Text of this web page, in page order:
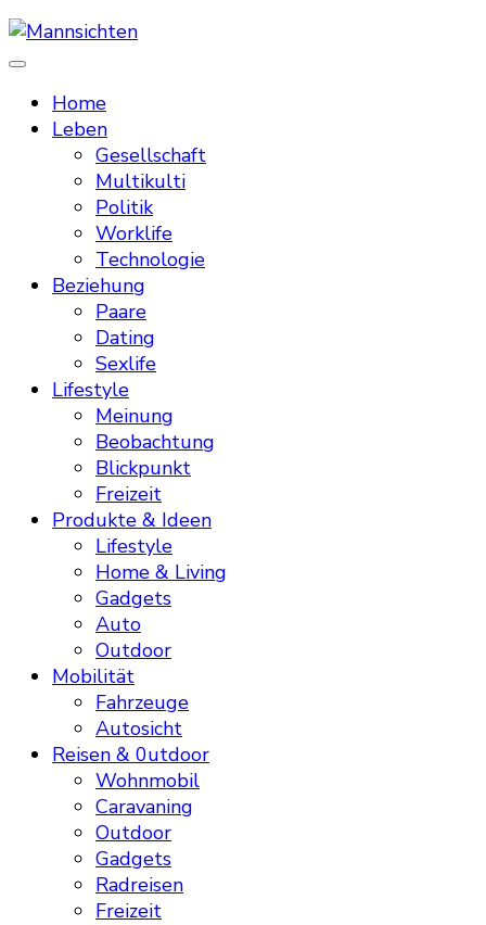
Mannsichten
Home
Leben
Gesellschaft
Multikulti
Politik
Worklife
Technologie
Beziehung
Paare
Dating
Sexlife
Lifestyle
Meinung
Beobachtung
Blickpunkt
Freizeit
Produkte & Ideen
Lifestyle
Home & Living
Gadgets
Auto
Outdoor
Mobilität
Fahrzeuge
Autosicht
Reisen & 0utdoor
Wohnmobil
Caravaning
Outdoor
Gadgets
Radreisen
Freizeit